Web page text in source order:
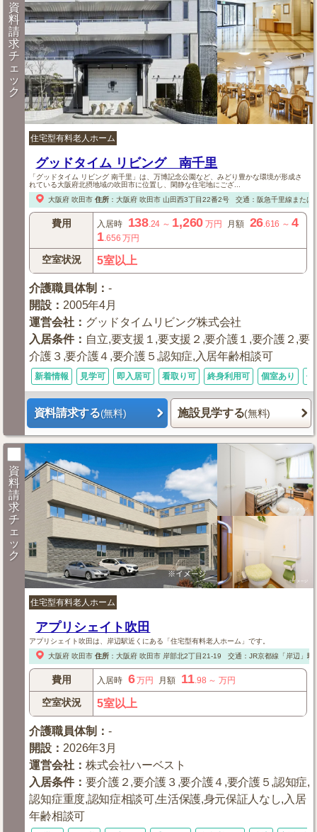
資
料
請
求
チ
ェ
ッ
ク
住宅型有料老人ホーム
グッドタイム リビング 南千里
「グッドタイム リビング 南千里」は、万博記念公園など、みどり豊かな環境が形成さ
れている大阪府北摂地域の吹田市に位置し、閑静な住宅地にござ...
大阪府 吹田市 住所： 大阪府 吹田市山田西3丁目22番2号 交通：阪急千里線または
費用 入居時 138.24 ～ 1,260 万円 月額 26.616 ～4
1.656 万円
空室状況 5室以上
介護職員体制 ：-
開設 ： 2005年4月
運営会社 ： グッドタイムリビング株式会社
入居条件： 自立,要支援１,要支援２,要介護１,要介護２,要
介護３,要介護４,要介護５,認知症,入居年齢相談可
新着情報 見学可 即入居可 看取り可 終身利用可 個室あり 体
資料請求する(無料) 施設見学する(無料)
資
料
請
求
チ
ェ
ッ
ク
住宅型有料老人ホーム
アプリシェイト吹田
アプリシェイト吹田は、岸辺駅近くにある「住宅型有料老人ホーム」です。
大阪府 吹田市 住所： 大阪府 吹田市岸部北2丁目21-19 交通：JR京都線「岸辺」駅
費用 入居時 6万円 月額 11 .98 ～ 万円
空室状況 5室以上
介護職員体制 ：-
開設 ： 2026年3月
運営会社 ：株式会社ハーベスト
入居条件：要介護２,要介護３,要介護４,要介護５,認知症,
認知症重度,認知症相談可,生活保護,身元保証人なし,入居
年齢相談可